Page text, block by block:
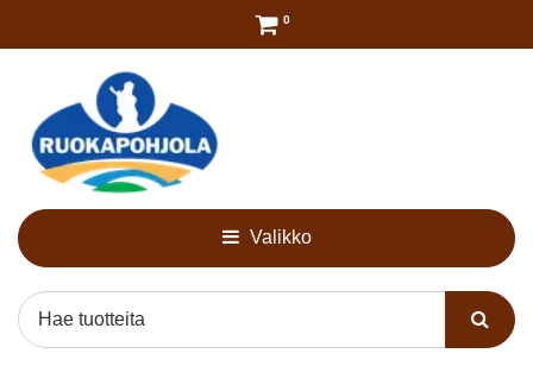
0
Valikko